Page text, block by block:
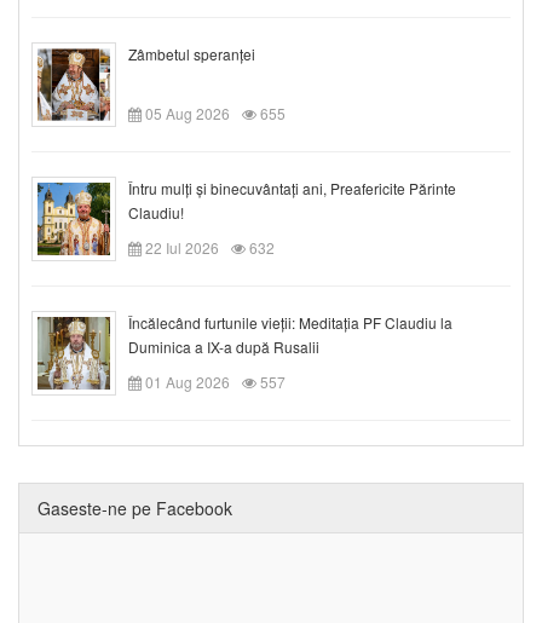
Zâmbetul speranței
05 Aug 2026 655
Întru mulți și binecuvântați ani, Preafericite Părinte
Claudiu!
22 Iul 2026
632
Încălecând furtunile vieții: Meditația PF Claudiu la
Duminica a IX-a după Rusalii
01 Aug 2026
557
Gaseste-ne pe Facebook